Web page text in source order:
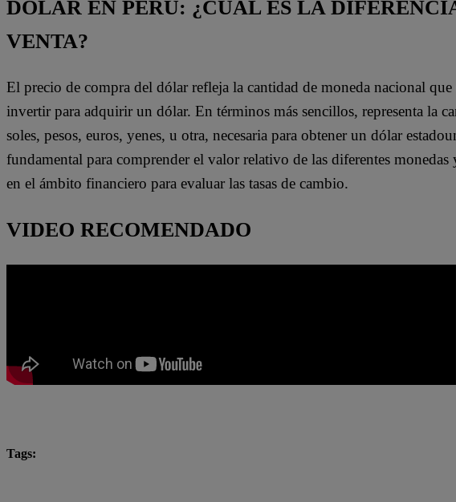
DÓLAR EN PERÚ: ¿CUÁL ES LA
VENTA?
El precio de compra del dólar refleja la cantidad de moneda nacional
invertir para adquirir un dólar. En términos más sencillos, representa la
soles, pesos, euros, yenes, u otra, necesaria para obtener un dólar
fundamental para comprender el valor relativo de las diferentes
en el ámbito financiero para evaluar las tasas de cambio.
VIDEO RECOMENDADO
Tags: